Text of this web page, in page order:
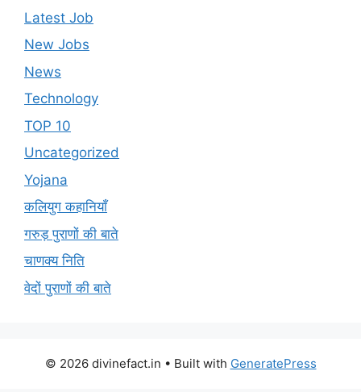
Latest Job
New Jobs
News
Technology
TOP 10
Uncategorized
Yojana
कलियुग कहानियाँ
गरुड़ पुराणों की बाते
चाणक्य निति
वेदों पुराणों की बाते
© 2026 divinefact.in • Built with GeneratePress